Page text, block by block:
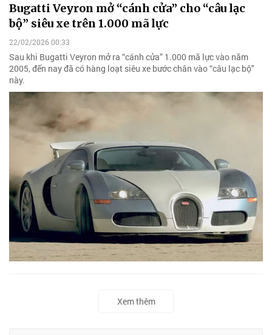
Bugatti Veyron mở “cánh cửa” cho “câu lạc
bộ” siêu xe trên 1.000 mã lực
22/02/2026 00:33
Sau khi Bugatti Veyron mở ra “cánh cửa” 1.000 mã lực vào năm
2005, đến nay đã có hàng loạt siêu xe bước chân vào “câu lạc bộ"
này.
Xem thêm